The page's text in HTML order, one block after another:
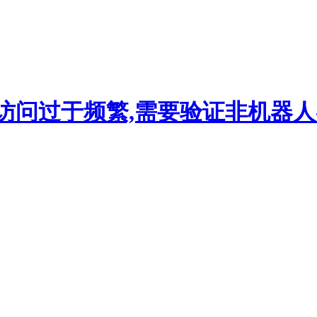
问过于频繁,需要验证非机器